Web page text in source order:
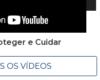
e Cuidar
OS VÍDEOS